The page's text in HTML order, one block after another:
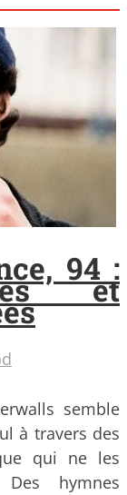
94 :
et
semble
à travers des
qui ne les
hymnes